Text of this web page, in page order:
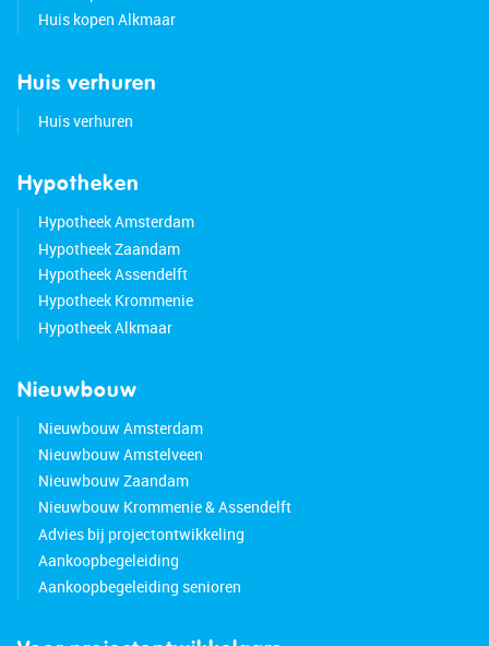
Huis kopen Alkmaar
Huis verhuren
Huis verhuren
Hypotheken
Hypotheek Amsterdam
Hypotheek Zaandam
Hypotheek Assendelft
Hypotheek Krommenie
Hypotheek Alkmaar
Nieuwbouw
Nieuwbouw Amsterdam
Nieuwbouw Amstelveen
Nieuwbouw Zaandam
Nieuwbouw Krommenie & Assendelft
Advies bij projectontwikkeling
Aankoopbegeleiding
Aankoopbegeleiding senioren